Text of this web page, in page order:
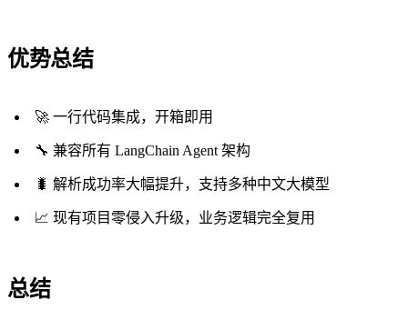
优势总结
🚀 一行代码集成，开箱即用
🔧 兼容所有 LangChain Agent 架构
🐛 解析成功率大幅提升，支持多种中文大模型
📈 现有项目零侵入升级，业务逻辑完全复用
总结